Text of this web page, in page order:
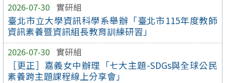
2026-07-30 實研組
臺北市立大學資訊科學系舉辦「臺北市115年度教師
資訊素養暨資訊組長教育訓練研習」
2026-07-30 實研組
［更正］嘉義女中辦理「七大主題-SDGs與全球公民
素養跨主題課程線上分享會」